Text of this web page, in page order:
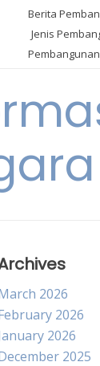
Berita
Jenis
2026
2026
2026
2025